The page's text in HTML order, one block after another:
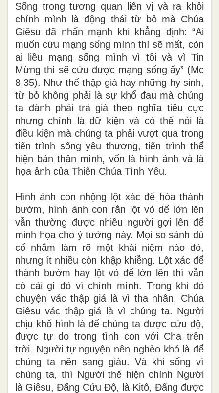
Sống trong tương quan liên vị và ra khỏi
chính mình là động thái từ bỏ mà Chúa
Giêsu đã nhấn mạnh khi khẳng định: “Ai
muốn cứu mạng sống mình thì sẽ mất, còn
ai liều mạng sống mình vì tôi và vì Tin
Mừng thì sẽ cứu được mạng sống ấy” (Mc
8,35). Như thế thập giá hay những hy sinh,
từ bỏ không phải là sự khổ đau mà chúng
ta đành phải trả giá theo nghĩa tiêu cực
nhưng chính là dữ kiện và có thể nói là
điều kiện mà chúng ta phải vượt qua trong
tiến trình sống yêu thương, tiến trình thể
hiện bản thân mình, vốn là hình ảnh và là
họa ảnh của Thiên Chúa Tình Yêu.
Hình ảnh con nhộng lột xác để hóa thành
bướm, hình ảnh con rắn lột vỏ để lớn lên
vẫn thường được nhiều người gợi lên để
minh họa cho ý tưởng này. Mọi so sánh dù
cố nhắm làm rõ một khái niệm nào đó,
nhưng ít nhiều còn khập khiễng. Lột xác để
thành bướm hay lột vỏ để lớn lên thì vẫn
có cái gì đó vì chính mình. Trong khi đó
chuyện vác thập giá là vì tha nhân. Chúa
Giêsu vác thập giá là vì chúng ta. Người
chịu khổ hình là để chúng ta được cứu độ,
được tự do trong tình con với Cha trên
trời. Người tự nguyện nên nghèo khó là để
chúng ta nên sang giàu. Và khi sống vì
chúng ta, thì Người thể hiện chính Người
là Giêsu, Đấng Cứu Độ, là Kitô, Đấng được